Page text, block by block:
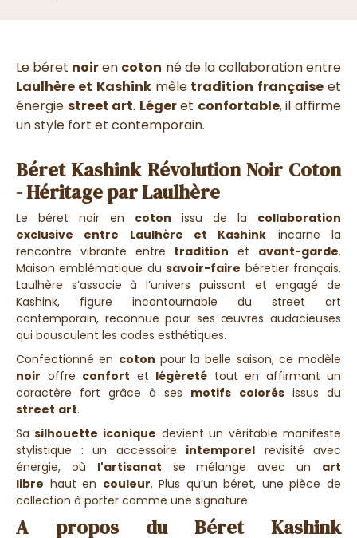
Le béret noiren coton né de la collaboration entre
Laulhère et Kashinkmêle tradition françaiseet
énergie street art. Légeret confortable, il affirme
un style fort et contemporain.
Béret Kashink Révolution Noir Coton
- Héritage par Laulhère
Le béret noir en coton issu de la collaboration
exclusive entre Laulhère et Kashink incarne la
rencontre vibrante entre tradition et avant-garde.
Maison emblématique dusavoir-faire béretier français,
Laulhère s’associe à l’univers puissant et engagé de
Kashink, figure incontournable du street art
contemporain, reconnue pour ses œuvres audacieuses
qui bousculent les codes esthétiques.
Confectionné en coton pour la belle saison, ce modèle
noir offre confort et légèreté tout en affirmant un
caractère fort grâce à ses motifs colorés issus du
street art.
Sa silhouette iconique devient un véritable manifeste
stylistique : un accessoire intemporel revisité avec
énergie, où l'artisanat se mélange avec un art
libre haut en couleur. Plus qu’un béret, une pièce de
collection à porter comme une signature
A propos du Béret Kashink